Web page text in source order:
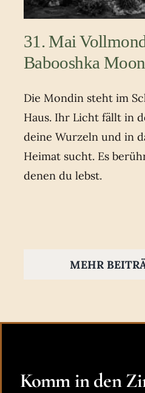
31. Mai
Babooshka
Die Mondin steht im
Haus. Ihr Licht fällt in
deine Wurzeln und in
Heimat sucht. Es
denen du lebst.
MEHR
Komm in den